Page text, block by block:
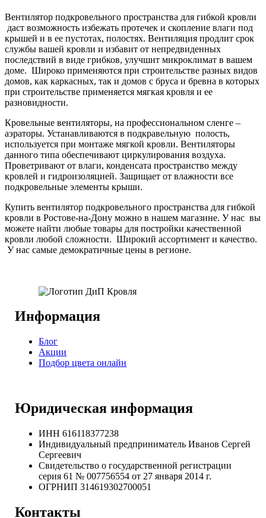
Вентилятор подкровельного пространства для гибкой кровли
даст возможность избежать протечек и скопление влаги под
крышей и в ее пустотах, полостях. Вентиляция продлит срок
службы вашей кровли и избавит от непредвиденных
последствий в виде грибков, улучшит микроклимат в вашем
доме. Широко применяются при строительстве разных видов
домов, как каркасных, так и домов с бруса и бревна в которых
при строительстве применяется мягкая кровля и ее
разновидности.
Кровельные вентиляторы, на профессиональном сленге –
аэраторы. Устанавливаются в подкравельную полость,
используется при монтаже мягкой кровли. Вентиляторы
данного типа обеспечивают циркулирования воздуха.
Проветривают от влаги, конденсата пространство между
кровлей и гидроизоляцией. Защищает от влажности все
подкровельные элементы крыши.
Купить вентилятор подкровельного пространства для гибкой
кровли в Ростове-на-Дону можно в нашем магазине. У нас вы
можете найти любые товары для постройки качественной
кровли любой сложности. Широкий ассортимент и качество.
У нас самые демократичные цены в регионе.
Информация
Блог
Акции
Подбор цвета онлайн
Юридическая информация
ИНН 616118377238
Индивидуальный предприниматель Иванов Сергей
Сергеевич
Свидетельство о государственной регистрации
серия 61 № 007756554 от 27 января 2014 г.
ОГРНИП314619302700051
Контакты